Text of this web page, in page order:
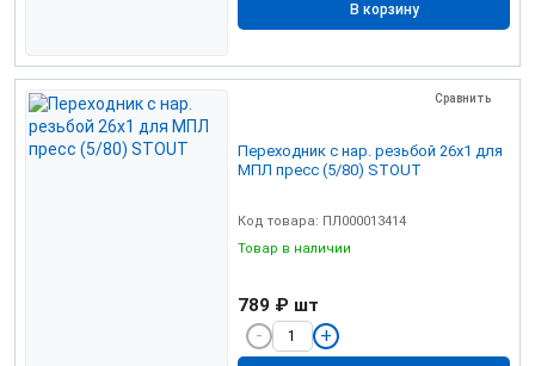
В корзину
Сравнить
Переходник с нар. резьбой 26х1 для
МПЛ пресс (5/80) STOUT
Код товара: ПЛ000013414
Товар в наличии
789 ₽ шт